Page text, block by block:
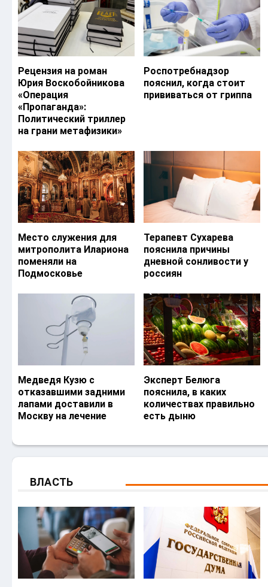
Рецензия на роман
Юрия Воскобойникова
«Операция
«Пропаганда»:
Политический триллер
на грани метафизики»
Роспотребнадзор
пояснил, когда стоит
прививаться от гриппа
Место служения для
митрополита Илариона
поменяли на
Подмосковье
Терапевт Сухарева
пояснила причины
дневной сонливости у
россиян
Медведя Кузю с
отказавшими задними
лапами доставили в
Москву на лечение
Эксперт Белюга
пояснила, в каких
количествах правильно
есть дыню
ВЛАСТЬ